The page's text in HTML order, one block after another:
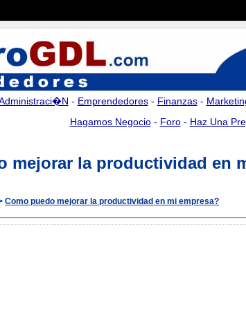
- Emprendedores- Finanzas-
Hagamos Negocio- Foro- Haz Una
mejorar la productividad en
Como puedo mejorar la productividad en mi empresa?